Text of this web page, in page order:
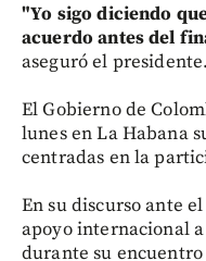
"Yo sigo diciendo
acuerdo antes del
aseguró el presidente.
El Gobierno de
lunes en La Habana
centradas en la
En su discurso ante
apoyo internacional
durante su